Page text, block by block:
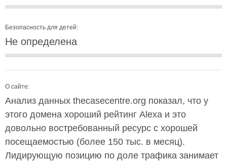
Безопасность для детей:
Не определена
О сайте:
Анализ данных thecasecentre.org показал, что у
этого домена хороший рейтинг Alexa и это
довольно востребованный ресурс с хорошей
посещаемостью (более 150 тыс. в месяц).
Лидирующую позицию по доле трафика занимает